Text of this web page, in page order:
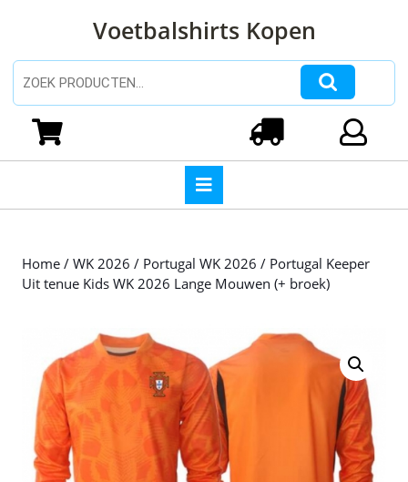
inhoud
Voetbalshirts Kopen
Zoeken naar:
Home / WK 2026 / Portugal WK 2026 / Portugal Keeper
Uit tenue Kids WK 2026 Lange Mouwen (+ broek)